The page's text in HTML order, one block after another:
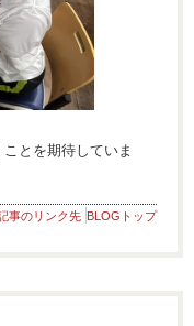
とを期待していま
事のリンク先 BLOGトップ